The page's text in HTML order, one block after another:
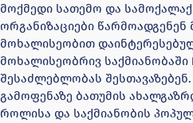
მოქმედი სათემო და
ორგანიზაციები წარმოადგენენ
მოხალისეობით
მოხალისეობრივ საქმიანობაში
შესაძლებლობას შესთავაზებენ.
გამოფენაზე ბათუმის
როლისა და საქმიანობის